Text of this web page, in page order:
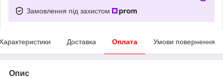
Замовлення під захистом
Доставка Оплата Умови повернення
Опис